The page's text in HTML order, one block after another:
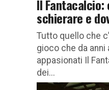
Il Fantacalcio:
schierare e
Tutto quello che
gioco che da
appasionati Il
dei...